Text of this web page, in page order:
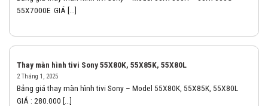
55X7000E GIÁ [...]
Thay màn hình tivi Sony 55X80K, 55X85K, 55X80L
2 Tháng 1, 2025
Bảng giá thay màn hình tivi Sony – Model 55X80K, 55X85K, 55X80L
GIÁ : 280.000 [...]